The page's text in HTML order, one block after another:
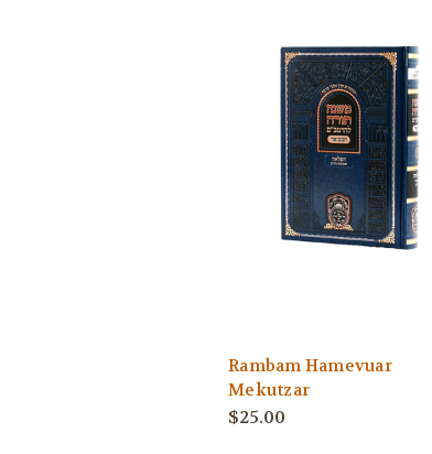
Rambam Hamevuar
Mekutzar
$25.00